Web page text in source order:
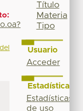
Título
Materia
Tipo
Usuario
Acceder
Estadísticas
Estadísticas
de uso